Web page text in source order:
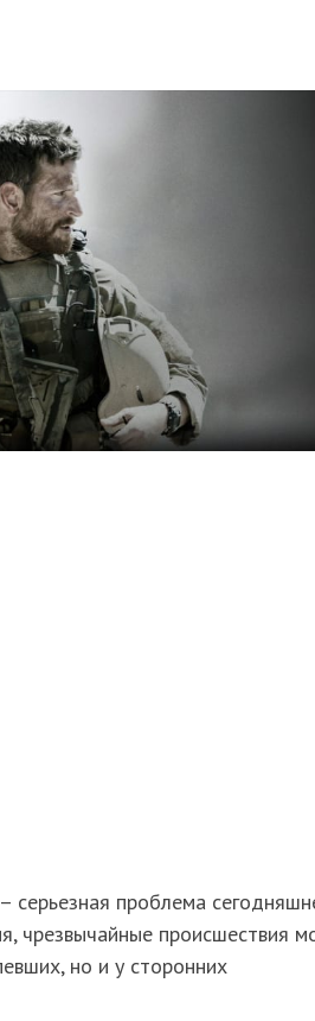
серьезная проблема
чрезвычайные происшествия
но и у сторонних